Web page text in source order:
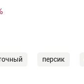
персик